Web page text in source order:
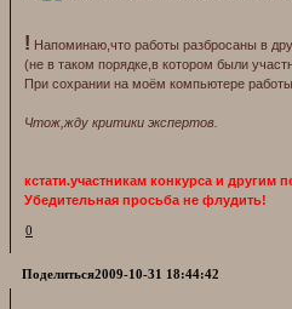
! Напоминаю,что работы разбросаны в
(не в таком порядке,в котором были
При сохрании на моём компьютере
Чтож,жду критики экспертов.
кстати.участникам конкурса и другим
Убедительная просьба не флудить!
0
Поделиться2009-10-31 18:44:42